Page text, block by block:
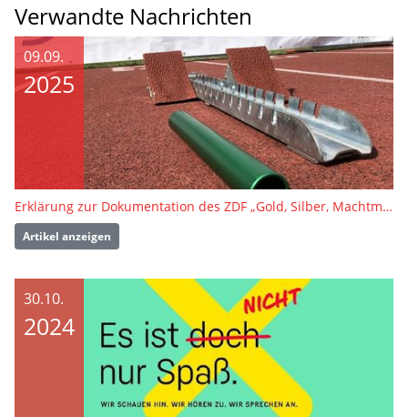
Verwandte Nachrichten
09.09.
2025
Erklärung zur Dokumentation des ZDF „Gold, Silber, Machtmissbrauch“
Artikel anzeigen
30.10.
2024